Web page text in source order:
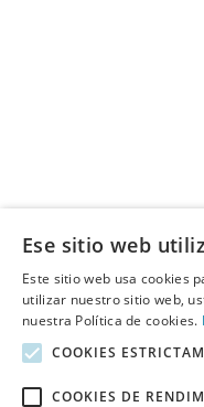
Ese sitio web
Este sitio web usa cookies
utilizar nuestro sitio web,
nuestra Política de cookies.
COOKIES
COOKIES DE